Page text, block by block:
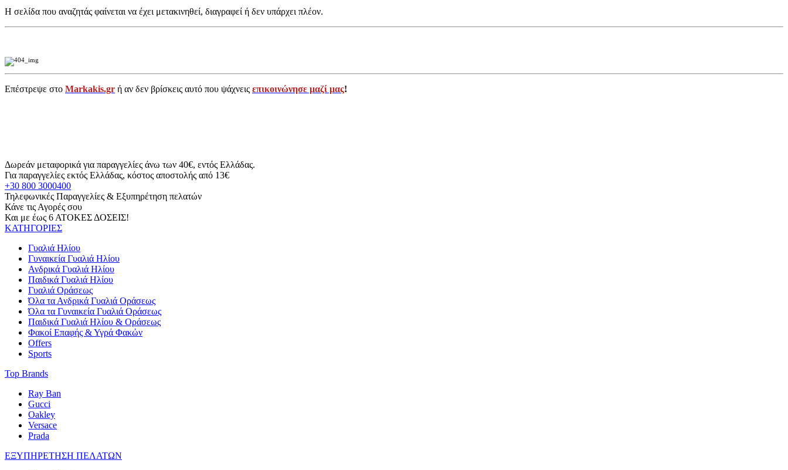
Η σελίδα που αναζητάς φαίνεται να έχει μετακινηθεί, διαγραφεί ή δεν υπάρχει πλέον.
Επέστρεψε στο Markakis.gr ή αν δεν βρίσκεις αυτό που ψάχνεις επικοινώνησε μαζί μας!
Δωρεάν μεταφορικά για παραγγελίες άνω των 40€, εντός Ελλάδας.
Για παραγγελίες εκτός Ελλάδας, κόστος αποστολής από 13€
+30 800 3000400
Τηλεφωνικές Παραγγελίες & Εξυπηρέτηση πελατών
Κάνε τις Αγορές σου
Και με έως 6 ΑΤΟΚΕΣ ΔΟΣΕΙΣ!
ΚΑΤΗΓΟΡΙΕΣ
Γυαλιά Ηλίου
Γυναικεία Γυαλιά Ηλίου
Ανδρικά Γυαλιά Ηλίου
Παιδικά Γυαλιά Ηλίου
Γυαλιά Οράσεως
Όλα τα Ανδρικά Γυαλιά Οράσεως
Όλα τα Γυναικεία Γυαλιά Οράσεως
Παιδικά Γυαλιά Ηλίου & Οράσεως
Φακοί Επαφής & Υγρά Φακών
Offers
Sports
Top Brands
Ray Ban
Gucci
Oakley
Versace
Prada
ΕΞΥΠΗΡΕΤΗΣΗ ΠΕΛΑΤΩΝ